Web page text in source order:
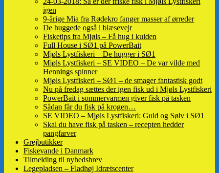
igen
9-årige Mia fra Rødekro fanger masser af ørreder
De huggede også i blæsevejr
Fisketips fra Mjøls – Få hug i kulden
Full House i SØ1 på PowerBait
Mjøls Lystfiskeri – De hugger i SØ1
Mjøls Lystfiskeri – SE VIDEO – De var vilde med
Hennings spinner
Mjøls Lystfiskeri – SØ1 – de smager fantastisk godt
Nu på fredag sættes der igen fisk ud i Mjøls Lystfiskeri
PowerBait i sommervarmen giver fisk på tasken
Sådan får du fisk på krogen…
SE VIDEO – Mjøls Lystfiskeri: Guld og Sølv i SØ1
Skal du have fisk på tasken – recepten hedder
pangfarver
Grejbutikker
Fiskevande i Danmark
Tilmelding til nyhedsbrev
Legepladsen – Fladhøj Idrætscenter